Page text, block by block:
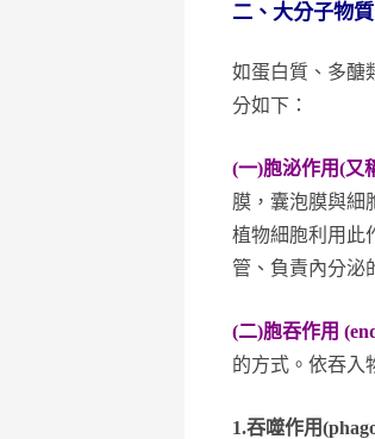
二、大分子物質
如蛋白質、多醣
分如下：
(一)胞泌作用(又
膜，囊泡膜與細
植物細胞利用此
管、負責內分泌
(二)胞吞作用
的方式。依吞入
1.吞噬作用